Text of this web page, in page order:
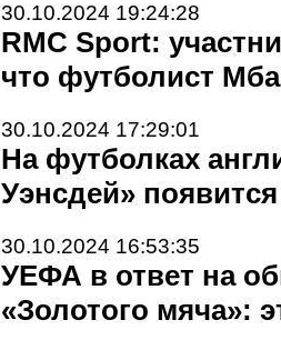
30.10.2024 19:24:28
RMC Sport:
что футболист
30.10.2024 17:29:01
На футболках
Уэнсдей»
30.10.2024 16:53:35
УЕФА в ответ на
«Золотого мяча»: